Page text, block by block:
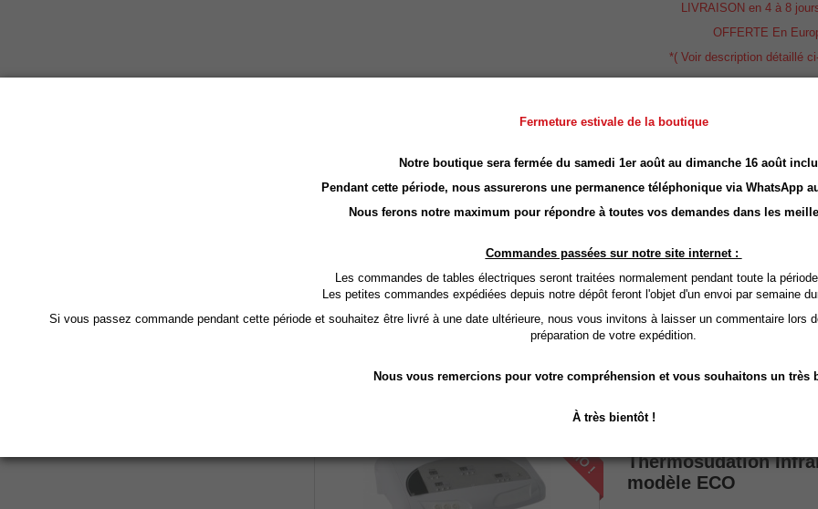
LIVRAISON en 4 à 8
OFFERTE En
*( Voir description détaillé
Goodwill
Tarifs Dégressifs
Grande largeur 80 cm
3 moteurs
Garantie 2 ans
LIVRAISON en 4 à 8
*( Voir description détaillé
PROMO !
Thermosudation
modèle ECO
Fermeture estivale de la boutique
Notre boutique sera fermée du samedi 1er août au dimanche 16 août
Pendant cette période, nous assurerons une permanence téléphonique via WhatsApp
Nous ferons notre maximum pour répondre à toutes vos demandes dans les
Commandes passées sur notre site internet :
Les commandes de tables électriques seront traitées normalement pendant toute la
Les petites commandes expédiées depuis notre dépôt feront l'objet d'un envoi par semaine
Si vous passez commande pendant cette période et souhaitez être livré à une date ultérieure, nous vous invitons à laisser un commentaire
préparation de votre expédition.
Nous vous remercions pour votre compréhension et vous souhaitons un très
À très bientôt !